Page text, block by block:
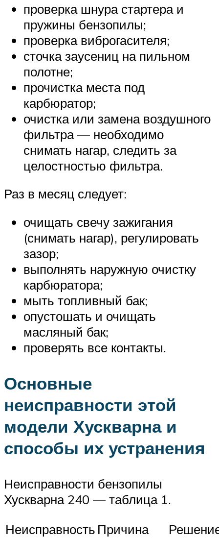
проверка шнура стартера и
пружины бензопилы;
проверка виброгасителя;
сточка заусениц на пильном
полотне;
прочистка места под
карбюратор;
очистка или замена воздушного
фильтра — необходимо
снимать нагар, следить за
целостностью фильтра.
Раз в месяц следует:
очищать свечу зажигания
(снимать нагар), регулировать
зазор;
выполнять наружную очистку
карбюратора;
мыть топливный бак;
опустошать и очищать
масляный бак;
проверять все контакты.
Основные
неисправности этой
модели Хускварна и
способы их устранения
Неисправности бензопилы
Хускварна 240 — таблица 1.
Неисправность Причина